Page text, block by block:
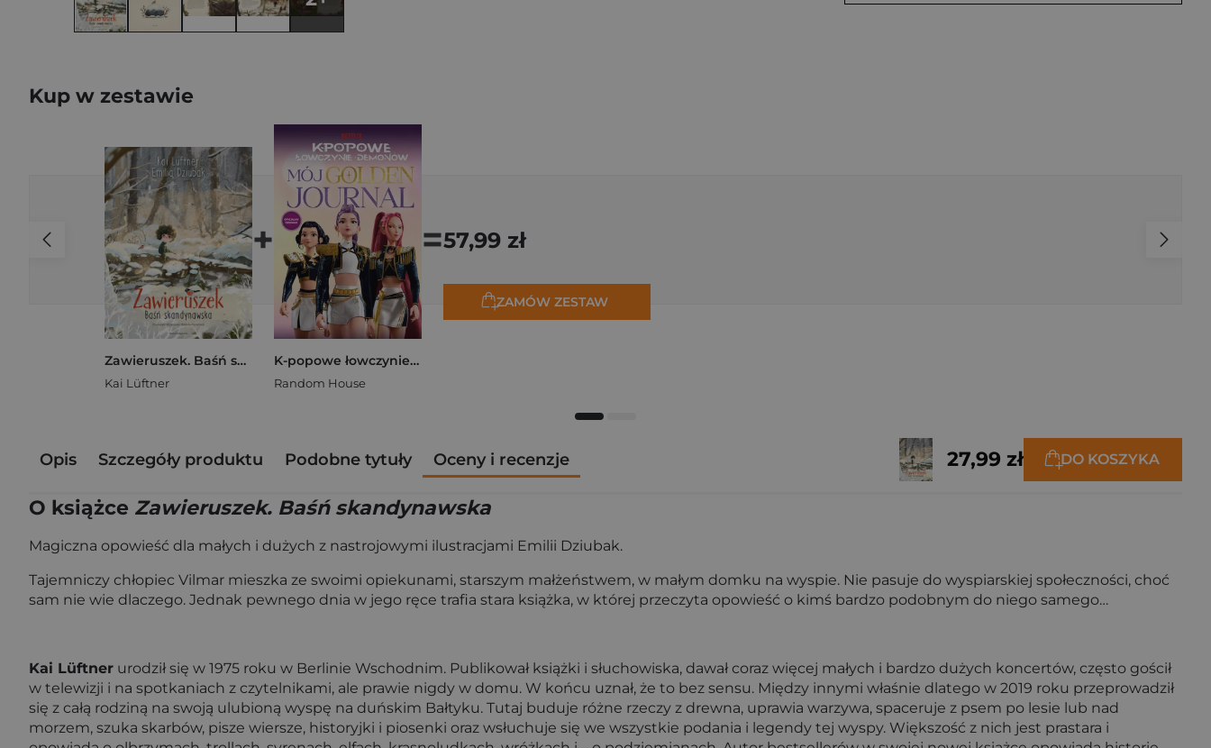
Kup w zestawie
Zawieruszek. Baśń skandynawska
Kai Lüftner
+
K-popowe łowczynie demonów. Mój golden journal. Oficjalny dziennik
Random House
=57,99 zł
ZAMÓW ZESTAW
Opis Szczegóły produktu Podobne tytuły Oceny i recenzje 27,99 zł DO KOSZYKA
O książce Zawieruszek. Baśń skandynawska
Magiczna opowieść dla małych i dużych z nastrojowymi ilustracjami Emilii Dziubak.
Tajemniczy chłopiec Vilmar mieszka ze swoimi opiekunami, starszym małżeństwem, w małym domku na wyspie. Nie pasuje do wyspiarskiej społeczności, choć
sam nie wie dlaczego. Jednak pewnego dnia w jego ręce trafia stara książka, w której przeczyta opowieść o kimś bardzo podobnym do niego samego…
Kai Lüftner urodził się w 1975 roku w Berlinie Wschodnim. Publikował książki i słuchowiska, dawał coraz więcej małych i bardzo dużych koncertów, często gościł
w telewizji i na spotkaniach z czytelnikami, ale prawie nigdy w domu. W końcu uznał, że to bez sensu. Między innymi właśnie dlatego w 2019 roku przeprowadził
się z całą rodziną na swoją ulubioną wyspę na duńskim Bałtyku. Tutaj buduje różne rzeczy z drewna, uprawia warzywa, spaceruje z psem po lesie lub nad
morzem, szuka skarbów, pisze wiersze, historyjki i piosenki oraz wsłuchuje się we wszystkie podania i legendy tej wyspy. Większość z nich jest prastara i